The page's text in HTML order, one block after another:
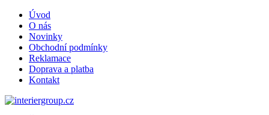
Úvod
O nás
Novinky
Obchodní podmínky
Reklamace
Doprava a platba
Kontakt